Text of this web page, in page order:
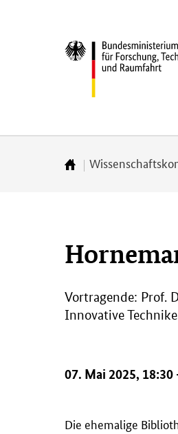
BMFTR
Zur
Vortragende: Prof.
Innovative
07. Mai 2025,
Die ehemalige